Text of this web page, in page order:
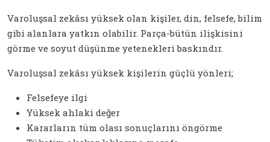
Varoluşsal zekâsı yüksek olan kişiler, din, felsefe, bilim
gibi alanlara yatkın olabilir. Parça-bütün ilişkisini
görme ve soyut düşünme yetenekleri baskındır.
Varoluşsal zekâsı yüksek kişilerin güçlü yönleri;
Felsefeye ilgi
Yüksek ahlaki değer
Kararların tüm olası sonuçlarını öngörme